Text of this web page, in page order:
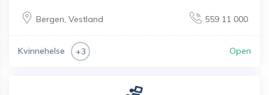
Bergen Vestland 559 11 000
Kvinnehelse +3 Open